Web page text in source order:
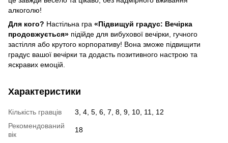
алкоголю!
Для кого? Настільна гра «Підвищуй градус: Вечірка
продовжується» підійде для вибухової вечірки, гучного
застілля або крутого корпоративу! Вона зможе підвищити
градус вашої вечірки та додасть позитивного настрою та
яскравих емоцій.
Характеристики
Кількість гравців
3, 4, 5, 6, 7, 8, 9, 10, 11, 12
Рекомендований
вік
18